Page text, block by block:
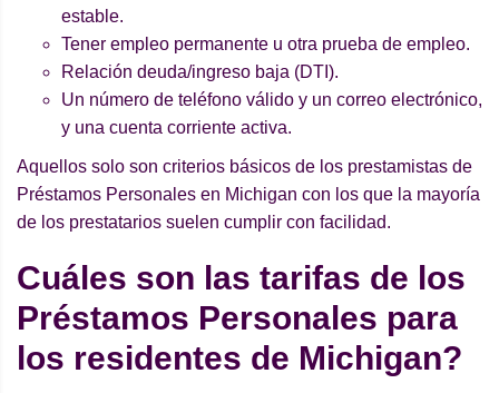
estable.
Tener empleo permanente u otra prueba de empleo.
Relación deuda/ingreso baja (DTI).
Un número de teléfono válido y un correo electrónico,
y una cuenta corriente activa.
Aquellos solo son criterios básicos de los prestamistas de
Préstamos Personales en Michigan con los que la mayoría
de los prestatarios suelen cumplir con facilidad.
Cuáles son las tarifas de los
Préstamos Personales para
los residentes de Michigan?